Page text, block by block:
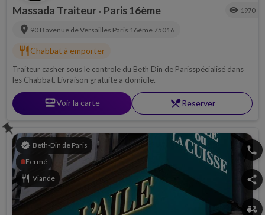
Massada Traiteur • Paris 16ème visibility 1970
location_on 90 B avenue de Versailles Paris 16ème 75016
restaurant Chabbat à emporter
Traiteur casher sous le controle du Beth Din de Parisspécialisé dans
les Chabbat. Livraison gratuite a domicile.
set_mealVoir la carte restaurant_menuReserver
verified Beth-Din de Paris
Fermé
restaurant Viande
phone
share
delivery_dining